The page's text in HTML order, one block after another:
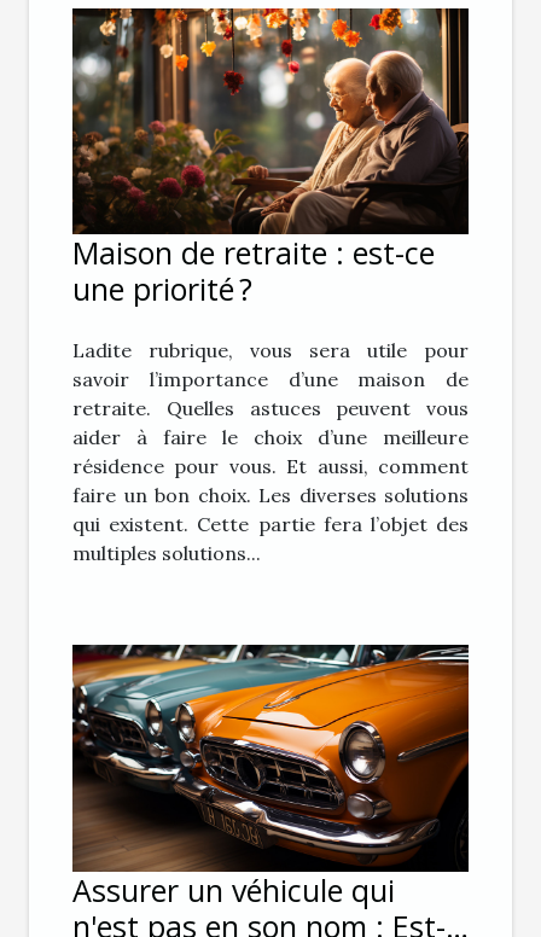
Maison de retraite : est-ce
une priorité ?
Ladite rubrique, vous sera utile pour
savoir l’importance d’une maison de
retraite. Quelles astuces peuvent vous
aider à faire le choix d’une meilleure
résidence pour vous. Et aussi, comment
faire un bon choix. Les diverses solutions
qui existent. Cette partie fera l’objet des
multiples solutions...
Assurer un véhicule qui
n'est pas en son nom : Est-